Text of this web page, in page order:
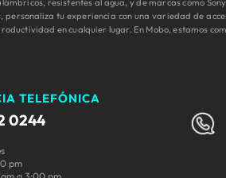
resistentes al agua, y de marcas como
personaliza tu experiencia con una variedad de
en cualquier lugar. En Mobo, estamos
TELEFÓNICA
0244
pm